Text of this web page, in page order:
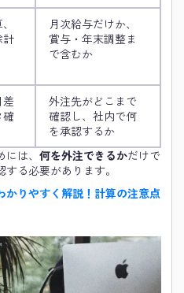
計
月次給与だけか、
賞与・年末調整ま
で含むか
外注先がどこまで
確認し、社内で何
を承認するか
は、 何を外注できるかだけで
する必要があります。
かりやすく解説！計算の注意点